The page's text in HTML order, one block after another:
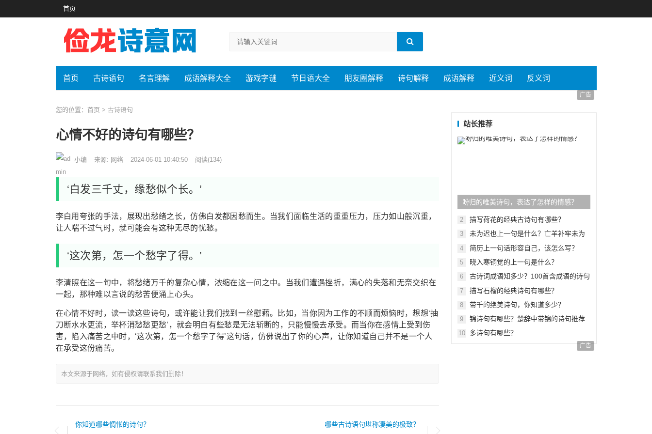
首页
首页 古诗语句 名言理解 成语解释大全 游戏字谜 节日语大全 朋友圈解释 诗句解释 成语解释 近义词 反义词
您的位置： 首页 > 古诗语句
心情不好的诗句有哪些？
小编 来源: 网络 2024-06-01 10:40:50 阅读(134)
‘白发三千丈，缘愁似个长。’
李白用夸张的手法，展现出愁绪之长，仿佛白发都因愁而生。当我们面临生活的重重压力，压力如山般沉重，
让人喘不过气时，就可能会有这种无尽的忧愁。
‘这次第，怎一个愁字了得。’
李清照在这一句中，将愁绪万千的复杂心情，浓缩在这一问之中。当我们遭遇挫折，满心的失落和无奈交织在
一起，那种难以言说的愁苦便涌上心头。
在心情不好时，读一读这些诗句，或许能让我们找到一丝慰藉。比如，当你因为工作的不顺而烦恼时，想想‘抽
刀断水水更流，举杯消愁愁更愁’，就会明白有些愁是无法斩断的，只能慢慢去承受。而当你在感情上受到伤
害，陷入痛苦之中时，‘这次第，怎一个愁字了得’这句话，仿佛说出了你的心声，让你知道自己并不是一个人
在承受这份痛苦。
本文来源于网络，如有侵权请联系我们删除！
你知道哪些惆怅的诗句？ 哪些古诗语句堪称凄美的极致？
广告
站长推荐
盼归的唯美诗句，表达了怎样的情感？
2 描写荷花的经典古诗句有哪些？
3
未为迟也上一句是什么？亡羊补牢未为
4 简历上一句话形容自己，该怎么写？
5 晓入寒铜觉的上一句是什么？
6
古诗词成语知多少？100首含成语的诗句
7 描写石榴的经典诗句有哪些？
8 带千的绝美诗句，你知道多少？
9 锦诗句有哪些？楚辞中带锦的诗句推荐
10 多诗句有哪些？
广告